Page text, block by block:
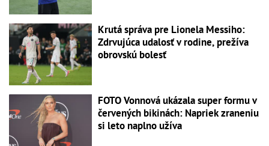
Krutá správa pre Lionela Messiho:
Zdrvujúca udalosť v rodine, prežíva
obrovskú bolesť
FOTO Vonnová ukázala super formu v
červených bikinách: Napriek zraneniu
si leto naplno užíva